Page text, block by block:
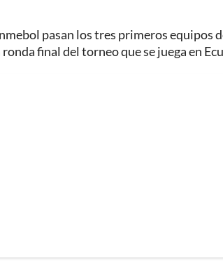
pasan los tres primeros equipos
final del torneo que se juega en